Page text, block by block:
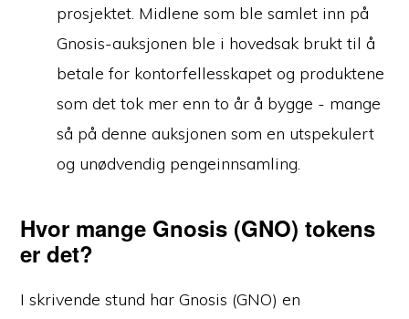
prosjektet. Midlene som ble samlet inn på
Gnosis-auksjonen ble i hovedsak brukt til å
betale for kontorfellesskapet og produktene
som det tok mer enn to år å bygge - mange
så på denne auksjonen som en utspekulert
og unødvendig pengeinnsamling.
Hvor mange Gnosis (GNO) tokens
er det?
I skrivende stund har Gnosis (GNO) en